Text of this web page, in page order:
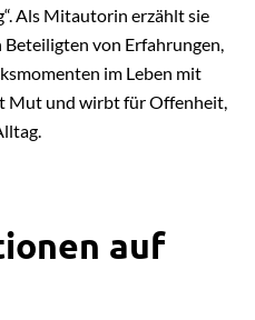
Als Mitautorin erzählt sie
von Erfahrungen,
im Leben mit
Mut und wirbt für Offenheit,
auf